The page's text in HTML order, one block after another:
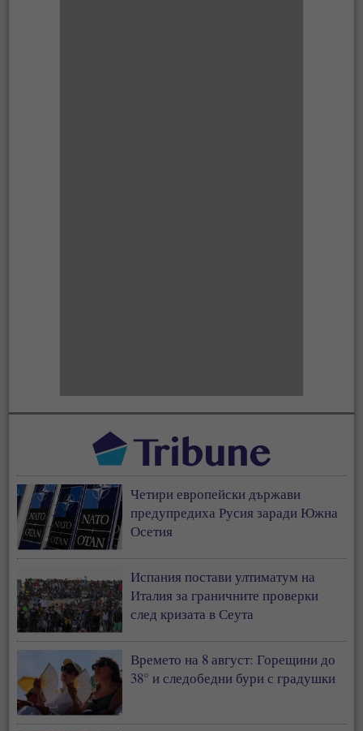
Четири европейски държави
предупредиха Русия заради Южна
Осетия
Испания постави ултиматум на
Италия за граничните проверки
след кризата в Сеута
Времето на 8 август: Горещини до
38° и следобедни бури с градушки